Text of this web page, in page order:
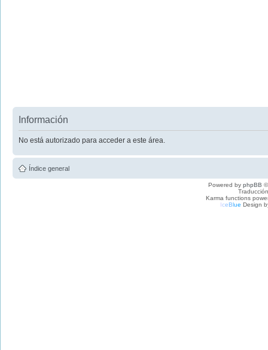
Información
No está autorizado para acceder a este área.
Índice general
Powered by phpBB
Karma functions
IceBlue Design